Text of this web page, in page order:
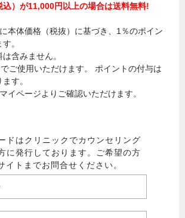
込）が11,000円以上の場合は送料無料!
本体価格（税抜）に基づき、1％のポイン
。
含みません。
ご使用いただけます。 ポイントの付与は
す。
イページよりご確認いただけます。